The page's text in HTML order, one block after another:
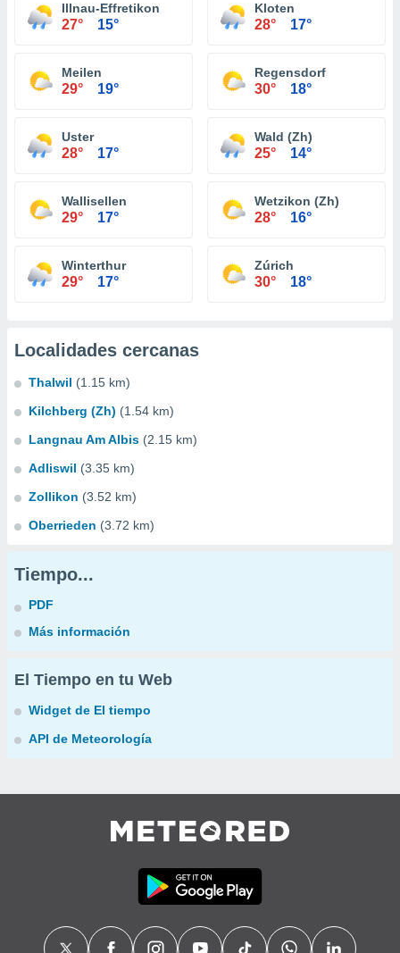
Illnau-Effretikon
27° 15°
Kloten
28° 17°
Meilen
29° 19°
Regensdorf
30° 18°
Uster
28° 17°
Wald (Zh)
25° 14°
Wallisellen
29° 17°
Wetzikon (Zh)
28° 16°
Winterthur
29° 17°
Zúrich
30° 18°
Localidades cercanas
Thalwil (1.15 km)
Kilchberg (Zh) (1.54 km)
Langnau Am Albis (2.15 km)
Adliswil (3.35 km)
Zollikon (3.52 km)
Oberrieden (3.72 km)
Tiempo...
PDF
Más información
El Tiempo en tu Web
Widget de El tiempo
API de Meteorología